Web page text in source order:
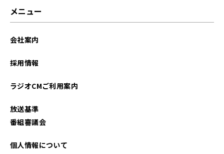
メニュー
会社案内
採用情報
ラジオCMご利用案内
放送基準
番組審議会
個人情報について